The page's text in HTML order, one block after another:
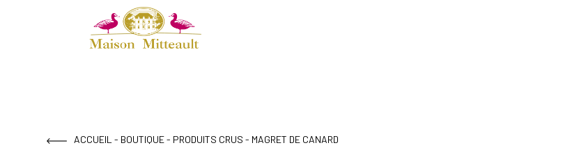
ACCUEIL - BOUTIQUE- PRODUITS CRUS - MAGRET DE CANARD